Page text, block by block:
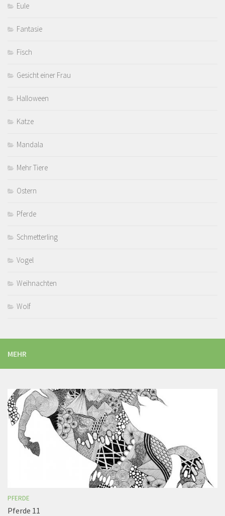
Eule
Fantasie
Fisch
Gesicht einer Frau
Halloween
Katze
Mandala
Mehr Tiere
Ostern
Pferde
Schmetterling
Vogel
Weihnachten
Wolf
MEHR
PFERDE
Pferde 11